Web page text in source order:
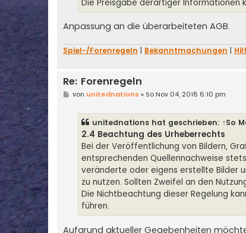
Die Preisgabe derartiger Informationen
Anpassung an die überarbeiteten AGB.
Spiel-/Forenregeln | Bekanntmachungen |
Re: Forenregeln
Bvon unitednations » So Nov 04, 2018 6:10 pm
unitednations hat geschrieben: ↑So
2.4 Beachtung des Urheberrechts
Bei der Veröffentlichung von Bildern,
entsprechenden Quellennachweise
veränderte oder eigens erstellte Bilder
zu nutzen. Sollten Zweifel an den
Die Nichtbeachtung dieser Regelung
führen.
Aufgrund aktueller Gegebenheiten